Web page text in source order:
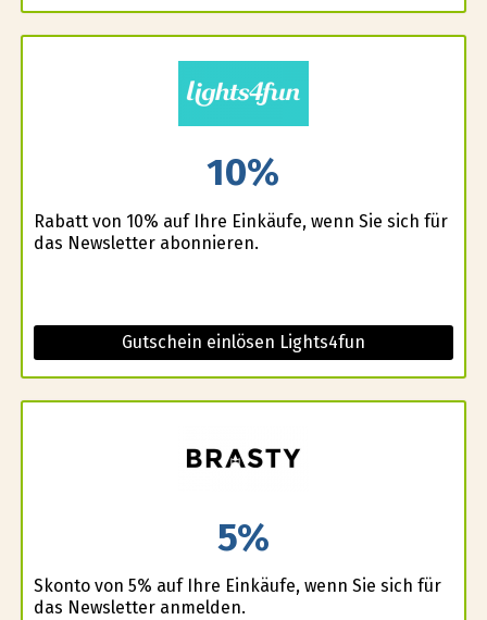
10%
Rabatt von 10% auf Ihre Einkäufe, wenn Sie sich für
das Newsletter abonnieren.
Gutschein einlösen Lights4fun
5%
Skonto von 5% auf Ihre Einkäufe, wenn Sie sich für
das Newsletter anmelden.